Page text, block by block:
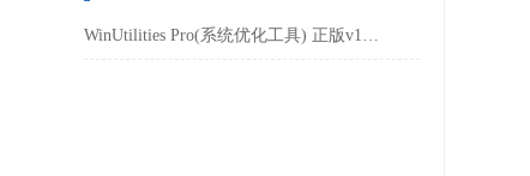
WinUtilities Pro(系统优化工具) 正版v15.89